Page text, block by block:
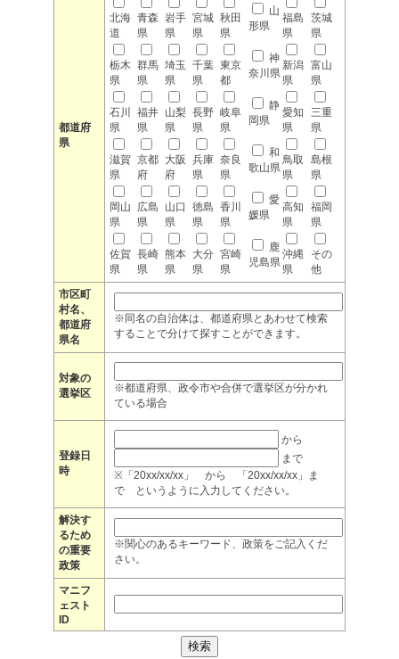
都道府
県
北海
道
青森
県
岩手
県
宮城
県
秋田
県
山
形県
福島
県
茨城
県
栃木
県
群馬
県
埼玉
県
千葉
県
東京
都
神
奈川県
新潟
県
富山
県
石川
県
福井
県
山梨
県
長野
県
岐阜
県
静
岡県
愛知
県
三重
県
滋賀
県
京都
府
大阪
府
兵庫
県
奈良
県
和
歌山県
鳥取
県
島根
県
岡山
県
広島
県
山口
県
徳島
県
香川
県
愛
媛県
高知
県
福岡
県
佐賀
県
長崎
県
熊本
県
大分
県
宮崎
県
鹿
児島県
沖縄
県
その
他
市区町
村名、
都道府
県名
※同名の自治体は、都道府県とあわせて検索
することで分けて探すことができます。
対象の
選挙区
※都道府県、政令市や合併で選挙区が分かれ
ている場合
登録日
時
から
まで
※「20xx/xx/xx」 から 「20xx/xx/xx」ま
で というように入力してください。
解決す
るため
の重要
政策
※関心のあるキーワード、政策をご記入くだ
さい。
マニフ
ェスト
ID